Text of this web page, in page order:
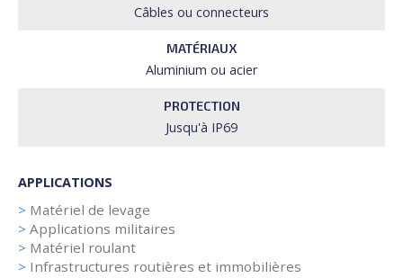
Câbles ou connecteurs
MATÉRIAUX
Aluminium ou acier
PROTECTION
Jusqu'à IP69
APPLICATIONS
> Matériel de levage
> Applications militaires
> Matériel roulant
> Infrastructures routières et immobilières